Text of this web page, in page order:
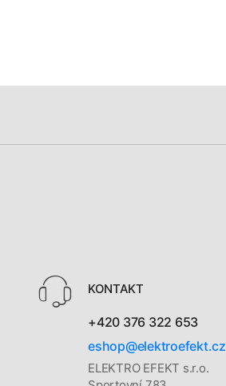
KONTAKT
+420 376 322 653
eshop@elektroefekt.cz
ELEKTRO EFEKT s.r.o.